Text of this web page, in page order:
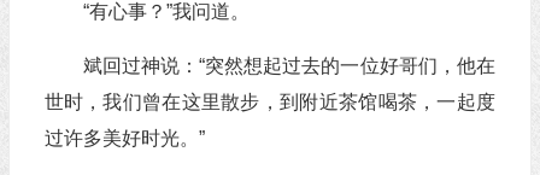
“有心事？”我问道。
斌回过神说：“突然想起过去的一位好哥们，他在
世时，我们曾在这里散步，到附近茶馆喝茶，一起度
过许多美好时光。”